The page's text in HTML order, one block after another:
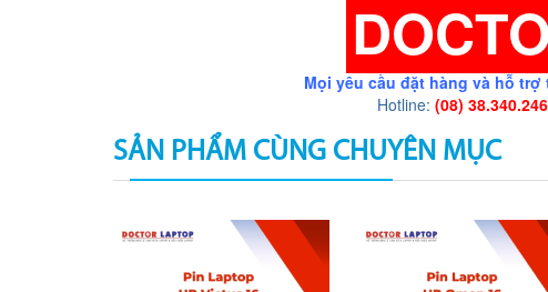
Mọi yêu cầu đặt hàng và hỗ
Hotline: (08) 38.340.246
SẢN PHẨM CÙNG CHUYÊN MỤC